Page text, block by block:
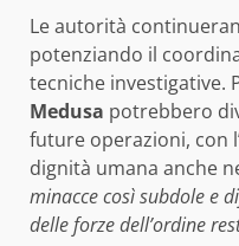
Le autorità
potenziando il
tecniche investigative.
Medusa potrebbero
future operazioni, con
dignità umana anche
minacce così subdole e
delle forze dell’ordine